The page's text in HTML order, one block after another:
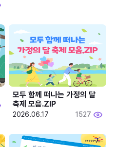
모두 함께 떠나는 가정의 달
축제 모음.ZIP
2026.06.17 1527